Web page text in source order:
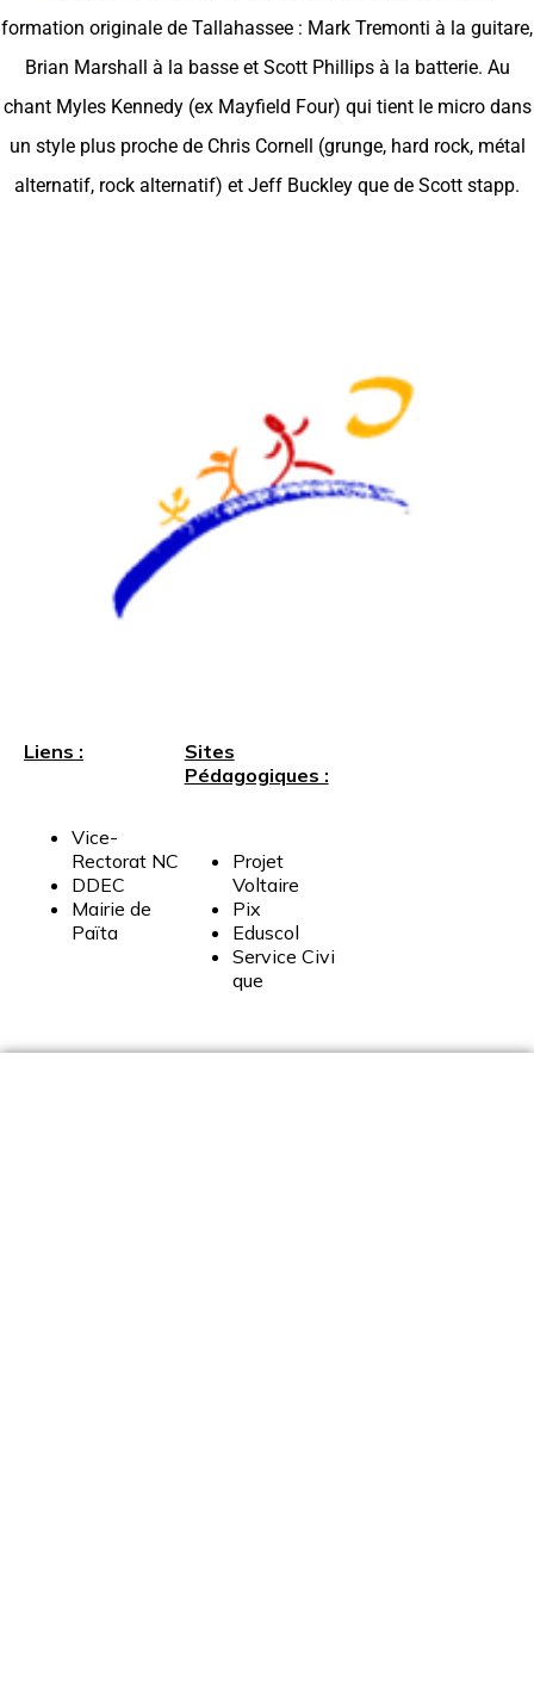
formation originale de Tallahassee : Mark Tremonti à la guitare,
Brian Marshall à la basse et Scott Phillips à la batterie. Au
chant Myles Kennedy (ex Mayfield Four) qui tient le micro dans
un style plus proche de Chris Cornell (grunge, hard rock, métal
alternatif, rock alternatif) et Jeff Buckley que de Scott stapp.
Liens :
Vice-
Rectorat NC
DDEC
Mairie de
Païta
Sites
Pédagogiques :
Projet
Voltaire
Pix
Eduscol
Service Civi
que